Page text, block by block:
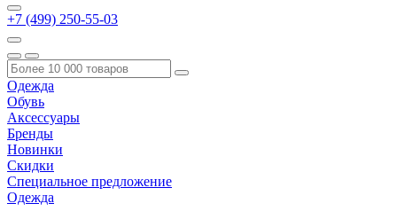
+7 (499) 250-55-03
Одежда
Обувь
Аксессуары
Бренды
Новинки
Скидки
Специальное предложение
Одежда